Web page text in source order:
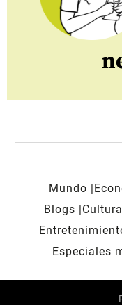
Mundo
Blogs
Cultura
Especiales